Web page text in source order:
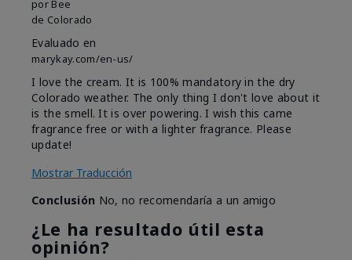
por Bee
de Colorado
Evaluado en
marykay.com/en-us/
I love the cream. It is 100% mandatory in the dry
Colorado weather. The only thing I don't love about it
is the smell. It is over powering. I wish this came
fragrance free or with a lighter fragrance. Please
update!
Mostrar Traducción
Conclusión No, no recomendaría a un amigo
¿Le ha resultado útil esta
opinión?